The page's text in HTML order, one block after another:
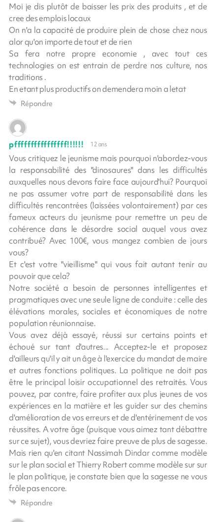
Moi je dis plutôt de baisser les prix des produits , et de
cree des emplois locaux
On n'a la capacité de produire plein de chose chez nous
alor qu'on importe de tout et de rien
Sa fera notre propre economie , avec tout ces
technologies on est entrain de perdre nos culture, nos
traditions .
En etant plus productifs on demendera moin a letat
Répondre
pffffffffffffffff!!!!!! 12 ans
Vous critiquez le jeunisme mais pourquoi n'abordez-vous
la responsabilité des "dinosaures" dans les difficultés
auxquelles nous devons faire face aujourd'hui? Pourquoi
ne pas assumer votre part de responsabilité dans les
difficultés rencontrées (laissées volontairement) par ces
fameux acteurs du jeunisme pour remettre un peu de
cohérence dans le désordre social auquel vous avez
contribué? Avec 100€, vous mangez combien de jours
vous?
Et c'est votre "vieillisme" qui vous fait autant tenir au
pouvoir que cela?
Notre société a besoin de personnes intelligentes et
pragmatiques avec une seule ligne de conduite : celle des
élévations morales, sociales et économiques de notre
population réunionnaise.
Vous avez déjà essayé, réussi sur certains points et
échoué sur tant d'autres... Acceptez-le et proposez
d'ailleurs qu'il y ait un âge à l'exercice du mandat de maire
et autres fonctions politiques. La politique ne doit pas
être le principal loisir occupationnel des retraités. Vous
pouvez, par contre, faire profiter aux plus jeunes de vos
expériences en la matière et les guider sur des chemins
d'amélioration de vos erreurs et de d'entérinement de vos
réussites. A votre âge (puisque vous aimez tant débattre
sur ce sujet), vous devriez faire preuve de plus de sagesse.
Mais rien qu'en citant Nassimah Dindar comme modèle
sur le plan social et Thierry Robert comme modèle sur sur
le plan politique, je constate bien que la sagesse ne vous
frôle pas encore.
Répondre